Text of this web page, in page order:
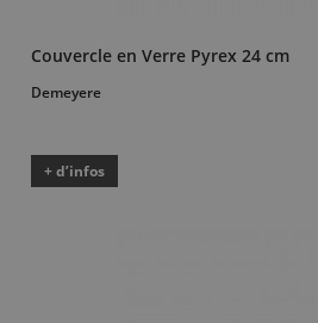
Couvercle en Verre Pyrex 24 cm
Demeyere
+ d’infos